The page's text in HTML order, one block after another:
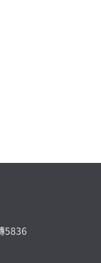
5836